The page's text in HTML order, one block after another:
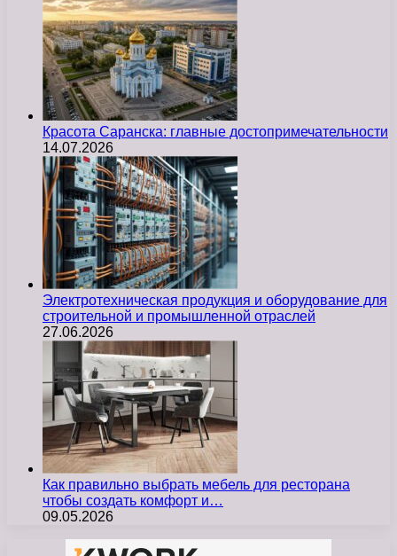
Красота Саранска: главные достопримечательности
14.07.2026
Электротехническая продукция и оборудование для
строительной и промышленной отраслей
27.06.2026
Как правильно выбрать мебель для ресторана
чтобы создать комфорт и…
09.05.2026